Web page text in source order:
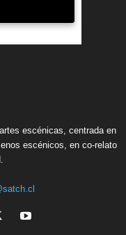
escénicas, centrada en
escénicos, en co-relato